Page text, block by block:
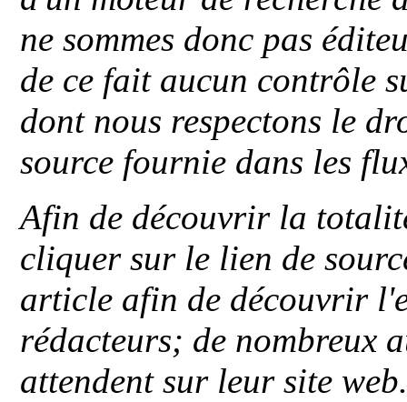
ne sommes donc pas
de ce fait aucun contrôle
dont nous respectons le
source fournie dans les
Afin de découvrir la
cliquer sur le lien de
article afin de découvrir
rédacteurs; de nombreux
attendent sur leur site